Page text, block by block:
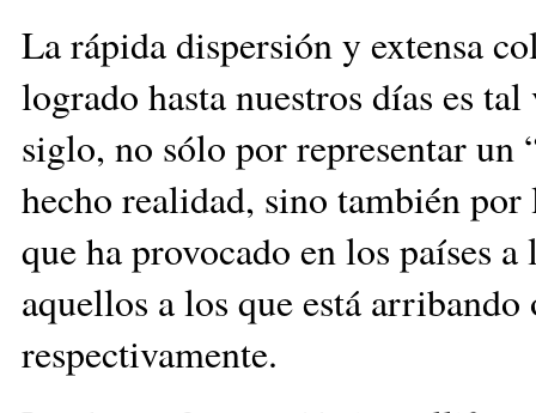
La rápida dispersión y extensa
logrado hasta nuestros días es
siglo, no sólo por representar
hecho realidad, sino también por
que ha provocado en los países
aquellos a los que está
respectivamente.